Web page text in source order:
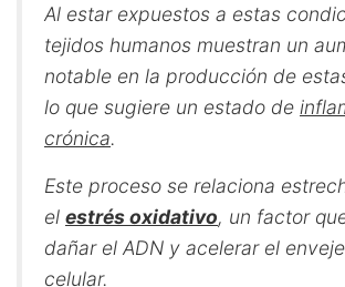
Al estar expuestos a estas
tejidos humanos muestran un
notable en la producción de
lo que sugiere un estado de
crónica.
Este proceso se relaciona
el estrés oxidativo, un factor
dañar el ADN y acelerar el
celular.